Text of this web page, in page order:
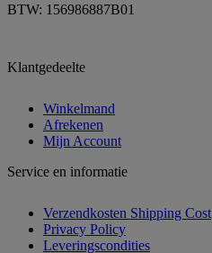
BTW: 156986887B01
Klantgedeelte
Winkelmand
Afrekenen
Mijn Account
Service en informatie
Verzendkosten Shipping Cost
Privacy Policy
Leveringscondities